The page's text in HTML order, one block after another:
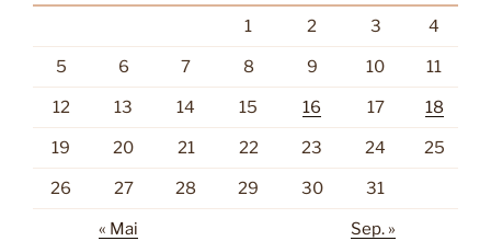
1 2 3 4
5 6 7 8 9 10 11
12 13 14 15 16 17 18
19 20 21 22 23 24 25
26 27 28 29 30 31
« Mai Sep. »